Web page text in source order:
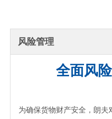
风险管理
全面风
为确保货物财产安全，朗